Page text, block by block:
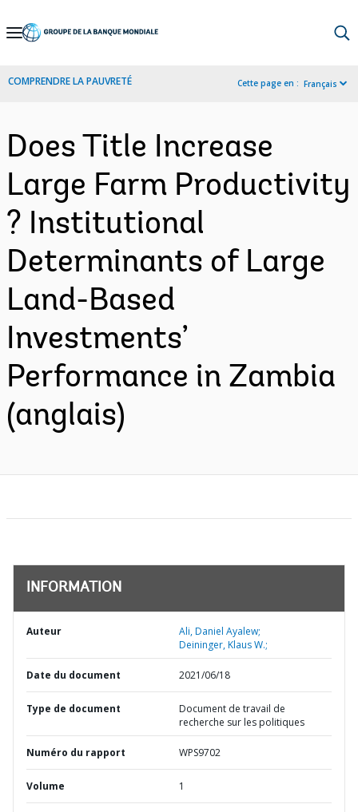
Skip
Navigation
COMPRENDRE LA PAUVRETÉ Cette page en : Français
Does Title Increase
Large Farm Productivity
? Institutional
Determinants of Large
Land-Based
Investments’
Performance in Zambia
(anglais)
INFORMATION
Auteur
Ali, Daniel Ayalew;
Deininger, Klaus W.;
Date du document 2021/06/18
Type de document
Document de travail de
recherche sur les politiques
Numéro du rapport WPS9702
Volume 1